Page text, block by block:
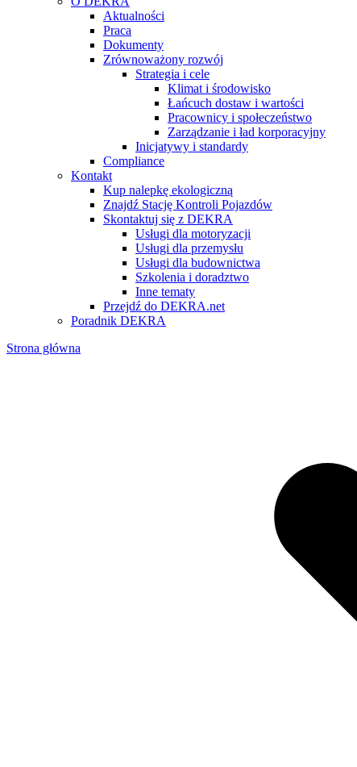
Aktualności
Praca
Dokumenty
Zrównoważony rozwój
Strategia i cele
Klimat i środowisko
Łańcuch dostaw i wartości
Pracownicy i społeczeństwo
Zarządzanie i ład korporacyjny
Inicjatywy i standardy
Compliance
Kontakt
Kup nalepkę ekologiczną
Znajdź Stację Kontroli Pojazdów
Skontaktuj się z DEKRA
Usługi dla motoryzacji
Usługi dla przemysłu
Usługi dla budownictwa
Szkolenia i doradztwo
Inne tematy
Przejdź do DEKRA.net
Poradnik DEKRA
Strona główna